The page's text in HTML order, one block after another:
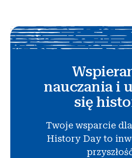
nauczania i
się
Twoje wsparcie
History Day to